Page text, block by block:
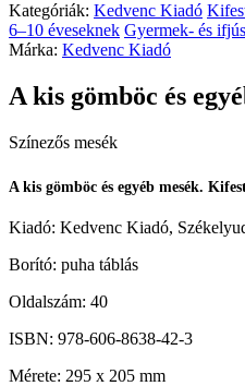
Kategóriák: Kedvenc Kiadó
6–10 éveseknek Gyermek- és
Márka: Kedvenc Kiadó
A kis gömböc és
Színezős mesék
A kis gömböc és egyéb mesék.
Kiadó: Kedvenc Kiadó,
Borító: puha táblás
Oldalszám: 40
ISBN: 978-606-8638-42-3
Mérete: 295 x 205 mm